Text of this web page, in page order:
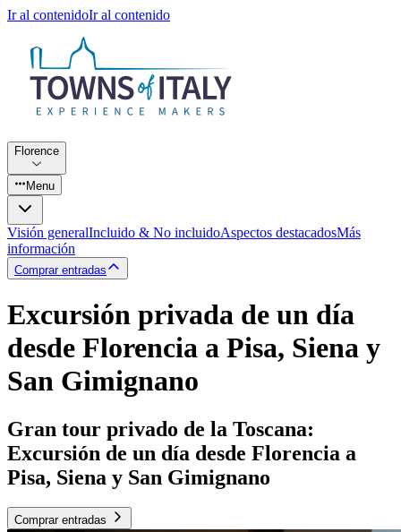
Ir al contenidoIr al contenido
Florence
Menu
Visión generalIncluido & No incluidoAspectos destacadosMás
información
Comprar entradas
Excursión privada de un día
desde Florencia a Pisa, Siena y
San Gimignano
Gran tour privado de la Toscana:
Excursión de un día desde Florencia a
Pisa, Siena y San Gimignano
Comprar entradas